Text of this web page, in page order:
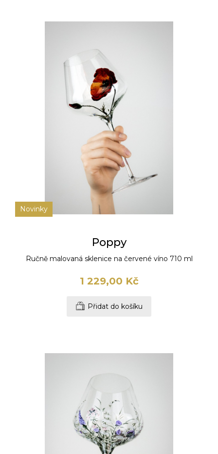
Novinky
Poppy
Ručně malovaná sklenice na červené víno 710 ml
1 229,00 Kč
Přidat do košíku